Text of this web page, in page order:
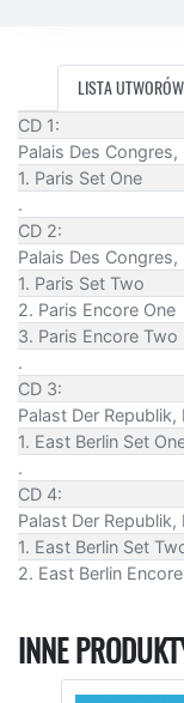
LISTA UTWORÓW
CD 1:
Palais Des
1. Paris Set One
.
CD 2:
Palais Des
1. Paris Set Two
2. Paris Encore One
3. Paris Encore Two
.
CD 3:
Palast Der Republik,
1. East Berlin Set
.
CD 4:
Palast Der Republik,
1. East Berlin Set
2. East Berlin Encore
INNE